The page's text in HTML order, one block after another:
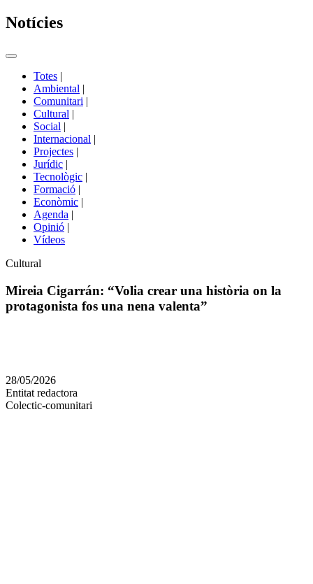
Notícies
Commutador
portals
Totes |
Ambiental |
Comunitari |
Cultural |
Social |
Internacional |
Projectes |
Jurídic |
Tecnològic |
Formació |
Econòmic |
Agenda |
Opinió |
Vídeos
Àmbit
la
notícia
Cultural
Mireia Cigarrán: “Volia crear una història on la
protagonista fos una nena valenta”
en
altres
xarxes
socials
28/05/2026
Entitat redactora
Colectic-comunitari